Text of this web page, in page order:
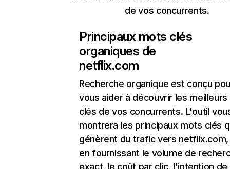
de vos concurrents.
Principaux mots clés
organiques de
netflix.com
Recherche organique est conçu
vous aider à découvrir les
clés de vos concurrents. L'outil
montrera les principaux mots clés
génèrent du trafic vers
en fournissant le volume de
exact, le coût par clic, l'intention de